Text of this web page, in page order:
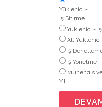
Yüklenici -
İş Bitirme
Yüklenici -
Alt
İş
İş Yönetme
Mühendis
Yılı